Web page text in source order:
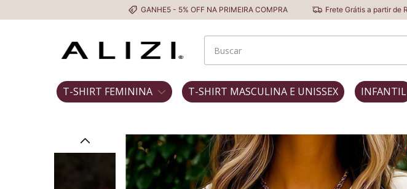
GANHE5 - 5% OFF NA PRIMEIRA COMPRA Frete Grátis a partir de R$ 229
T-SHIRT FEMININA T-SHIRT MASCULINA E UNISSEX INFANTIL